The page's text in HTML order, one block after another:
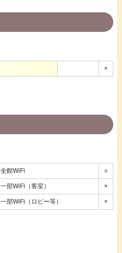
×
全館WiFi ○
一部WiFi（客室） ×
一部WiFi（ロビー等） ×